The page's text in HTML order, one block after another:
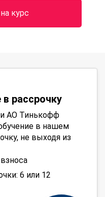
курс
рассрочку
АО Тинькофф
в нашем
не выходя из
6 или 12